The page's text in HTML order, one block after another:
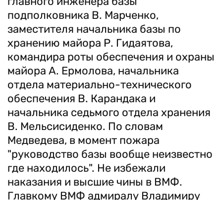
подполковника В. Марченко,
заместителя начальника базы по
хранению майора Р. Гидаятова,
командира роты обеспечения и охраны
майора А. Ермолова, начальника
отдела материально-технического
обеспечения В. Карандака и
начальника седьмого отдела хранения
В. Мельсисиденко. По словам
Медведева, в момент пожара
"руководство базы вообще неизвестно
где находилось". Не избежали
наказания и высшие чины в ВМФ.
Главкому ВМФ адмиралу Владимиру